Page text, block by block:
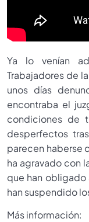
Ya lo venían
Trabajadores de
unos días
encontraba el
condiciones de
desperfectos
parecen haberse
ha agravado con
que han obligado
han suspendido
Más información: